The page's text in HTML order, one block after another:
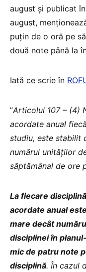
august și publicat
august,
puțin de o oră pe
două note până la
Iată ce scrie în
”Articolul 107 – (4)
acordate anual
studiu, este stabilit
numărul unităților
săptămânal de ore
La fiecare
acordate anual
mare decât
disciplinei în
mic de patru note
disciplină. În cazul